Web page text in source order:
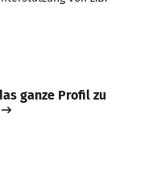
ganze Profil zu